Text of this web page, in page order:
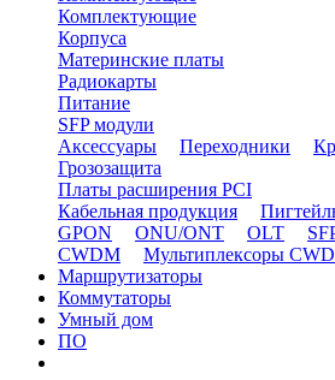
Комплектующие
Корпуса
Материнские платы
Радиокарты
Питание
SFP модули
Аксессуары
Переходники
Грозозащита
Платы расширения PCI
Кабельная продукция
GPON
ONU/ONT OLT
CWDM
Мультиплексоры
Маршрутизаторы
Коммутаторы
Умный дом
ПО